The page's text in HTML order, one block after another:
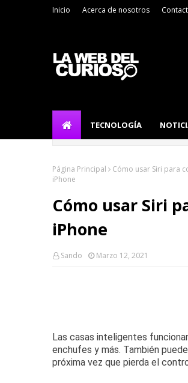
Inicio Acerca de nosotros
TECNOLOGÍA
Página Principal Cómo usar Siri para
iPhone
Cómo usar Siri
iPhone
Sando Marzo 12, 2021
Las casas inteligentes
enchufes y más. También
próxima vez que pierda el